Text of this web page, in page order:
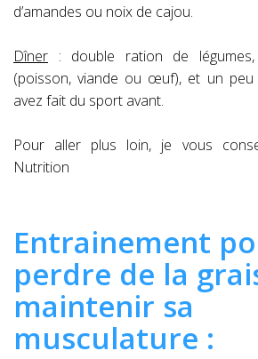
d’amandes ou noix de cajou.
Dîner : double ration de
(poisson, viande ou œuf), et un peu
avez fait du sport avant.
Pour aller plus loin, je vous
Nutrition
Entrainement
perdre de la
maintenir sa
musculature :